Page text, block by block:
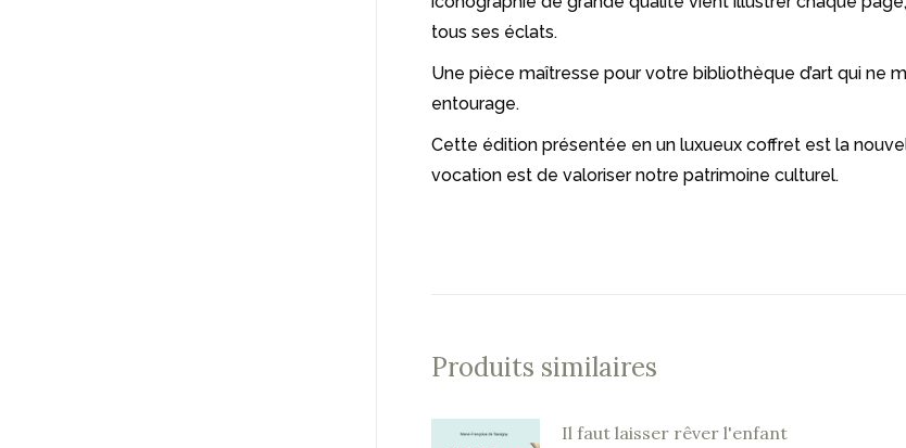
tous ses éclats.
Une pièce maîtresse pour votre bibliothèque d’art qui ne
entourage.
Cette édition présentée en un luxueux coffret est la
vocation est de valoriser notre patrimoine culturel.
Produits similaires
Il faut laisser rêver l'enfant